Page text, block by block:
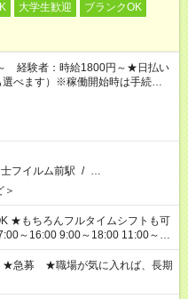
大学生歓迎
ブランクOK
経験者：時給1800円～★日払い
べます）※稼働開始時は手続き完
フイルム前駅 / …
＞
可
～16:00 9:00～18:00 11:00～
きません ※法令に基づき、週20時
対象となります ※労働者派遣法
り、短時間・短期間の就業はご
★急募 ★職場が気に入れば、長期